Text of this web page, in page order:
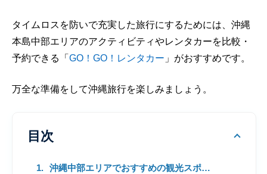
タイムロスを防いで充実した旅行にするためには、沖縄
本島中部エリアのアクティビティやレンタカーを比較・
予約できる「 GO！GO！レンタカー 」がおすすめです。
万全な準備をして沖縄旅行を楽しみましょう。
目次
沖縄中部エリアでおすすめの観光スポット12選【定番から穴場まで】